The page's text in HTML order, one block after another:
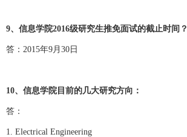
9、信息学院2016级研究生推免面试的截止时间？
答：2015年9月30日
10、信息学院目前的几大研究方向：
答：
1. Electrical Engineering